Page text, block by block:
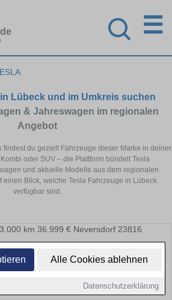
Alle Cookies ablehnen
Datenschutzerklärung
☰
Lübeck und im Umkreis suchen
& Jahreswagen im regionalen
Angebot
findest du gezielt Fahrzeuge dieser Marke in deiner
oder SUV – die Plattform bündelt Tesla
und aktuelle Modelle aus dem regionalen
einen Blick, welche Tesla Fahrzeuge in Lübeck
verfügbar sind.